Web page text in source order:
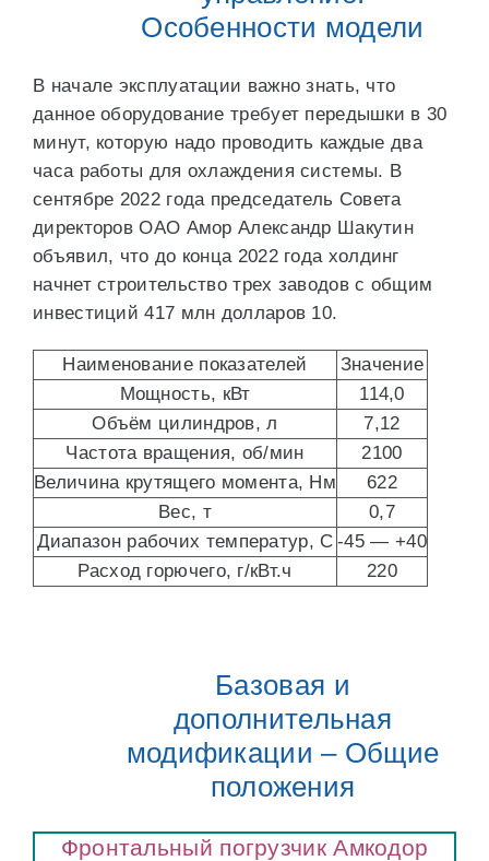
Особенности модели
В начале эксплуатации важно знать, что
данное оборудование требует передышки в 30
минут, которую надо проводить каждые два
часа работы для охлаждения системы. В
сентябре 2022 года председатель Совета
директоров ОАО Амор Александр Шакутин
объявил, что до конца 2022 года холдинг
начнет строительство трех заводов с общим
инвестиций 417 млн долларов 10.
Наименование показателей
Значение
Мощность, кВт
114,0
Объём цилиндров, л
7,12
Частота вращения, об/мин
2100
Величина крутящего момента, Нм
622
Вес, т
0,7
Диапазон рабочих температур, С -45 — +40
Расход горючего, г/кВт.ч
220
Базовая и
дополнительная
модификации – Общие
положения
Фронтальный погрузчик Амкодор